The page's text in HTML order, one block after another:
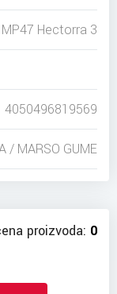
MP47 Hectorra 3
4050496819569
/ MARSO GUME
proizvoda: 0